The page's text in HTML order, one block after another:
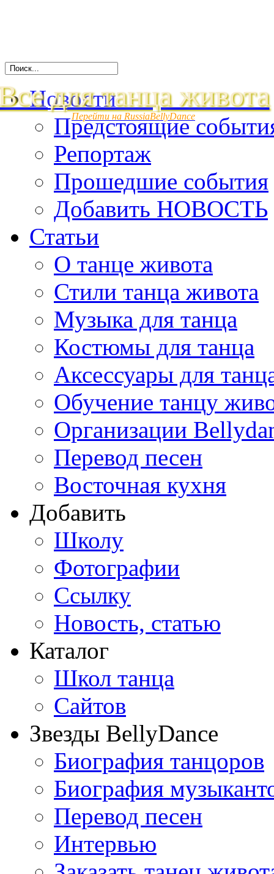
для танца живота
Перейти на RussiaBellyDance
Новости
Предстоящие
Репортаж
Прошедшие события
Добавить НОВОСТЬ
Статьи
О танце живота
Стили танца живота
Музыка для танца
Костюмы для танца
Аксессуары для
Обучение танцу
Организации
Перевод песен
Восточная кухня
Добавить
Школу
Фотографии
Ссылку
Новость, статью
Каталог
Школ танца
Сайтов
Звезды BellyDance
Биография танцоров
Биография
Перевод песен
Интервью